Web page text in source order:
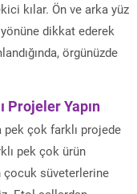
kılar. Ön ve arka yüz
dikkat ederek
örgünüzde
Projeler Yapın
pek çok farklı projede
pek çok ürün
süveterlerine